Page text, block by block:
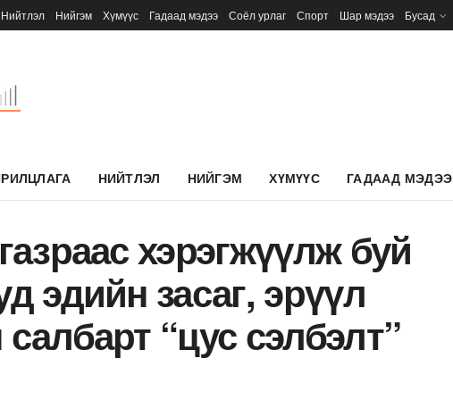
Нийтлэл Нийгэм Хүмүүс Гадаад мэдээ Соёл урлаг Спорт Шар мэдээ Бусад
НИЙТЛЭЛ НИЙГЭМ ХҮМҮҮС ГАДААД МЭДЭЭ
хэрэгжүүлж буй
эдийн засаг, эрүүл
“цус сэлбэлт”